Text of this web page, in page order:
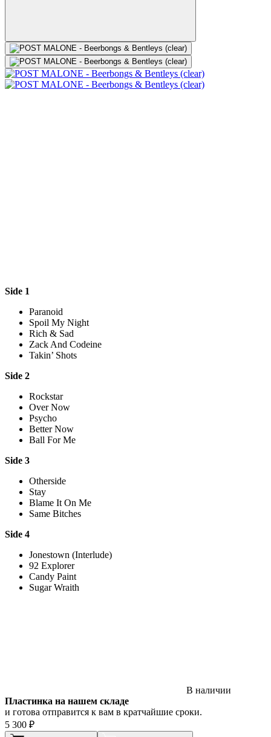
Side 1
Paranoid
Spoil My Night
Rich & Sad
Zack And Codeine
Takin’ Shots
Side 2
Rockstar
Over Now
Psycho
Better Now
Ball For Me
Side 3
Otherside
Stay
Blame It On Me
Same Bitches
Side 4
Jonestown (Interlude)
92 Explorer
Candy Paint
Sugar Wraith
В наличии
Пластинка на нашем складе
и готова отправится к вам в кратчайшие сроки.
5 300 ₽